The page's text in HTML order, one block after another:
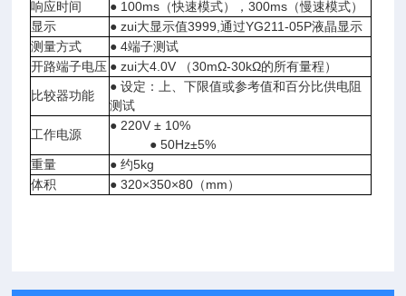
响应时间
● 100ms（快速模式），300ms（慢速模式）
显示
● zui大显示值3999,通过YG211-05P液晶显示
测量方式
● 4端子测试
开路端子电压 ● zui大4.0V （30mΩ-30kΩ的所有量程）
比较器功能
● 设定：上、下限值或参考值和百分比供电阻
测试
工作电源
● 220V ± 10%
● 50Hz±5%
重量
● 约5kg
体积
● 320×350×80（mm）